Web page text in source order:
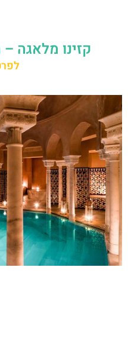
קזינו מלאגה